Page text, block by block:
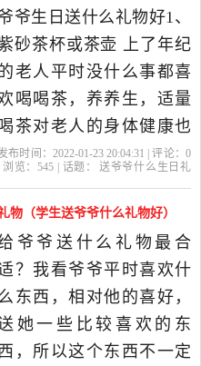
进行庆祝，尤其是60岁
后。 而我们自古以来有
俗语是这样说的“给老人
寿，做九
爷生日送什么礼物好1、
砂茶杯或茶壶 上了年纪
的老人平时没什么事都喜
喝喝茶，养养生，适量
茶对老人的身体健康也
有好处的，我们应当鼓
说，送这个紫砂茶杯就
适合不过了。还可以在
身上定制姓氏，优雅而
大气，紫砂茶杯还具备一
...爷爷生
布时间：2022-01-23 20:04:31 | 评论： 0
| 浏览： 545 | 话题：
送爷爷什么生日礼
物（学生送爷爷什么礼物好）
爷爷送什么礼物最合
？我看爷爷平时喜欢什
东西，相对他的喜好，
她一些比较喜欢的东
西，所以这个东西不一定